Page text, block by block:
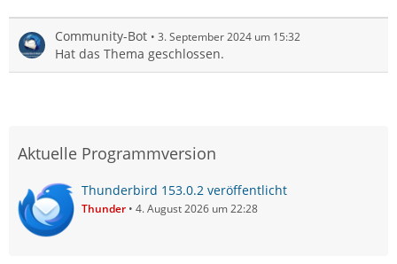
Community-Bot 3. September 2024 um 15:32
Hat das Thema geschlossen.
Aktuelle Programmversion
Thunderbird 153.0.2 veröffentlicht
Thunder 4. August 2026 um 22:28